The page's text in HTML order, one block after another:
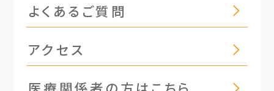
よくあるご質問
アクセス